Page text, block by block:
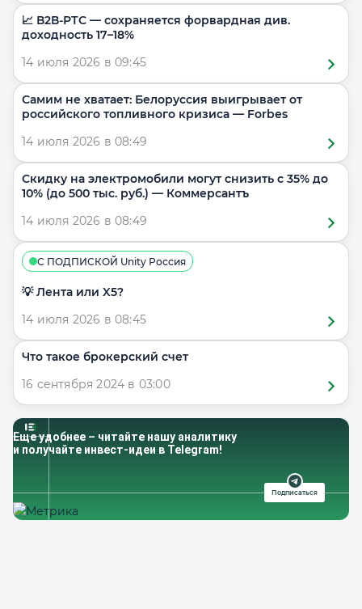
📈 В2В-РТС — сохраняется форвардная див.
доходность 17–18%
14 июля 2026 в 09:45
Самим не хватает: Белоруссия выигрывает от
российского топливного кризиса — Forbes
14 июля 2026 в 08:49
Скидку на электромобили могут снизить с 35% до
10% (до 500 тыс. руб.) — Коммерсантъ
14 июля 2026 в 08:49
С ПОДПИСКОЙ Unity Россия
💡 Лента или X5?
14 июля 2026 в 08:45
Что такое брокерский счет
16 сентября 2024 в 03:00
Еще удобнее – читайте нашу аналитику
и получайте инвест-идеи в Telegram!
Подписаться